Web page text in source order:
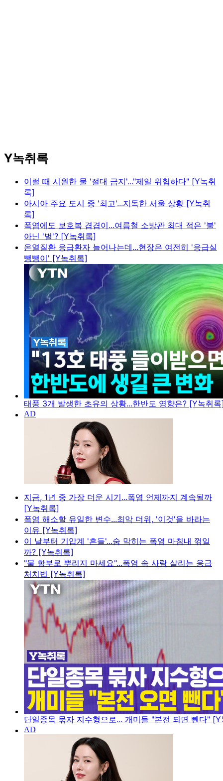
Y녹취록
이럴 때 시원한 물 '절대 금지'..."제일 위험하다" [Y녹취
록]
아시아 주요 도시 중 '최고'...지독한 서울 상황 [Y녹취
록]
폭염에도 보호복 겹겹이...여름철 소방관 최대 적은 '불'
아닌 '벌'? [Y녹취록]
온열질환 응급환자 늘어나는데...현장은 여전히 '응급실
뺑뺑이' [Y녹취록]
태풍 3개 발생한 초유의 상황...한반도 영향은? [Y녹취
지금, 1년 중 가장 더운 시기...폭염 언제까지 계속될까
[Y녹취록]
폭염 해소할 유일한 변수...최악 더위, '이것'을 바라는
이유 [Y녹취록]
이 날부터 기압계 '흔들'...숨 막히는 폭염 마침내 꺾일
까? [Y녹취록]
"물 함부로 뿌리지 마세요"...폭염 속 사람 살리는 응급
처치법 [Y녹취록]
단일종목 묶자 지수형으로... 개미들 "본전 되면 뺀다"